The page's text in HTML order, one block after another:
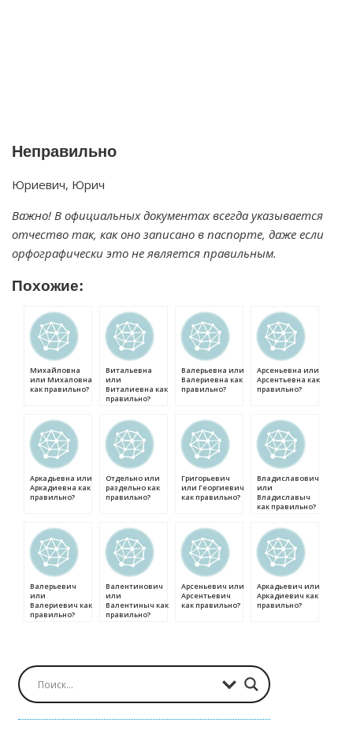
Неправильно
Юриевич, Юрич
Важно! В официальных документах всегда указывается
отчество так, как оно записано в паспорте, даже если
орфографически это не является правильным.
Похожие:
Михайловна
или Михаловна
как правильно?
Витальевна
или
Виталиевна как
правильно?
Валерьевна или
Валериевна как
правильно?
Арсеньевна или
Арсентьевна как
правильно?
Аркадьевна или
Аркадиевна как
правильно?
Отдельно или
раздельно как
правильно?
Григорьевич
или Георгиевич
как правильно?
Владиславович
или
Владиславыч
как правильно?
Валерьевич
или
Валериевич как
правильно?
Валентинович
или
Валентиныч как
правильно?
Арсеньевич или
Арсентьевич
как правильно?
Аркадьевич или
Аркадиевич как
правильно?